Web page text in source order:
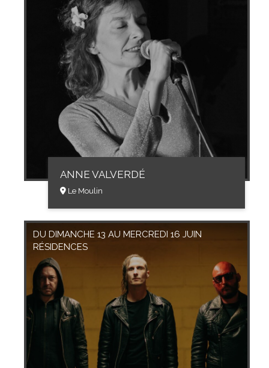
ANNE VALVERDÉ
Le Moulin
DU DIMANCHE 13 AU MERCREDI 16 JUIN
RÉSIDENCES